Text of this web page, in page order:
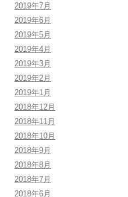
2019年7月
2019年6月
2019年5月
2019年4月
2019年3月
2019年2月
2019年1月
2018年12月
2018年11月
2018年10月
2018年9月
2018年8月
2018年7月
2018年6月